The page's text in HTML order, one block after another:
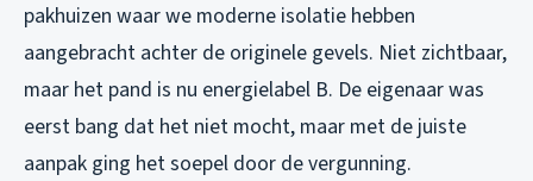
pakhuizen waar we moderne isolatie hebben
aangebracht achter de originele gevels. Niet zichtbaar,
maar het pand is nu energielabel B. De eigenaar was
eerst bang dat het niet mocht, maar met de juiste
aanpak ging het soepel door de vergunning.